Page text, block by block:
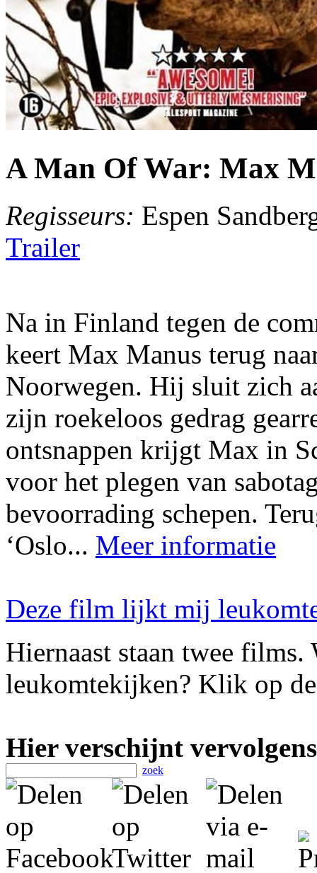
A Man Of War: Max
Regisseurs: Espen
Trailer
Na in Finland tegen de
keert Max Manus terug
Noorwegen. Hij sluit zich
zijn roekeloos gedrag
ontsnappen krijgt Max in
voor het plegen van
bevoorrading schepen.
‘Oslo... Meer informatie
Deze film lijkt mij
Hiernaast staan twee
leukomtekijken? Klik op
Hier verschijnt
zoek